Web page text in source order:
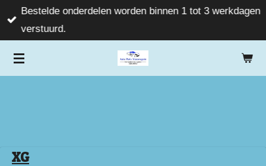
Ga
direct
de
Bestelde onderdelen worden binnen 1 tot 3 werkdagen
verstuurd.
XG